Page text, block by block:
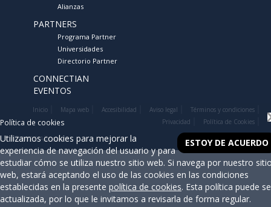
Política de cookies
ESTOY DE ACUERDO
Utilizamos cookies para mejorar la
experiencia de navegación del usuario y para
estudiar cómo se utiliza nuestro sitio web. Si navega por nuestro
web, estará aceptando el uso de las cookies en las condiciones
establecidas en la presente política de cookies. Esta política puede
actualizada, por lo que le invitamos a revisarla de forma regular.
Alianzas
PARTNERS
Programa Partner
Universidades
Directorio Partner
CONNECTIAN
EVENTOS
Inicio Mapa web Accesibilidad Aviso legal
Términos y condiciones
Privacidad
Política de Cookies
©2026 Albatian